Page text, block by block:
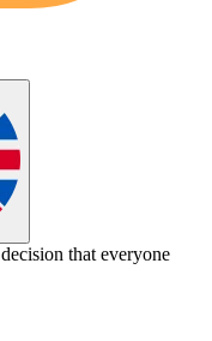
decision that everyone